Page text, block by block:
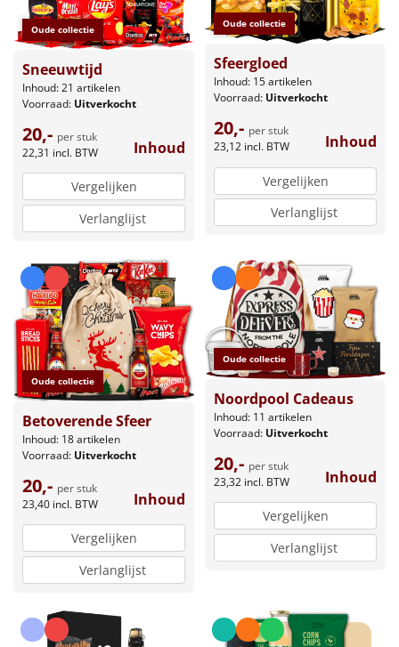
Oude collectie
Sneeuwtijd
Inhoud: 21 artikelen
Voorraad: Uitverkocht
20,- per stuk
22,31 incl. BTW Inhoud
Vergelijken
Verlanglijst
Oude collectie
Sfeergloed
Inhoud: 15 artikelen
Voorraad: Uitverkocht
20,- per stuk
23,12 incl. BTW Inhoud
Vergelijken
Verlanglijst
Oude collectie
Betoverende Sfeer
Inhoud: 18 artikelen
Voorraad: Uitverkocht
20,- per stuk
23,40 incl. BTW Inhoud
Vergelijken
Verlanglijst
Oude collectie
Noordpool Cadeaus
Inhoud: 11 artikelen
Voorraad: Uitverkocht
20,- per stuk
23,32 incl. BTW Inhoud
Vergelijken
Verlanglijst